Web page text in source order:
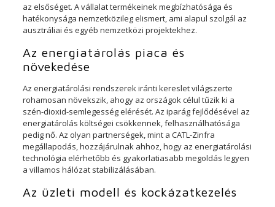
az elsőséget. A vállalat termékeinek megbízhatósága és
hatékonysága nemzetközileg elismert, ami alapul szolgál az
ausztráliai és egyéb nemzetközi projektekhez.
Az energiatárolás piaca és
növekedése
Az energiatárolási rendszerek iránti kereslet világszerte
rohamosan növekszik, ahogy az országok célul tűzik ki a
szén-dioxid-semlegesség elérését. Az iparág fejlődésével az
energiatárolás költségei csökkennek, felhasználhatósága
pedig nő. Az olyan partnerségek, mint a CATL-Zinfra
megállapodás, hozzájárulnak ahhoz, hogy az energiatárolási
technológia elérhetőbb és gyakorlatiasabb megoldás legyen
a villamos hálózat stabilizálásában.
Az üzleti modell és kockázatkezelés